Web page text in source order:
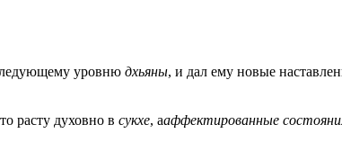
уровню дхьяны, и дал ему новые
расту духовно в сукхе, ааффектированные